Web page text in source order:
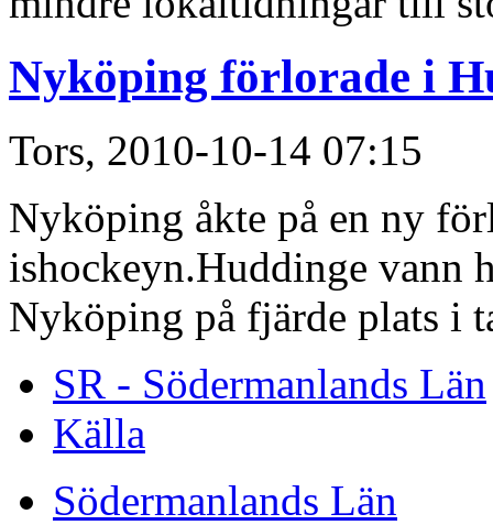
Nyköping förlorade i
Tors, 2010-10-14 07:15
Nyköping åkte på en ny
ishockeyn.Huddinge vann
Nyköping på fjärde plats i
SR - Södermanlands Län
Källa
Södermanlands Län